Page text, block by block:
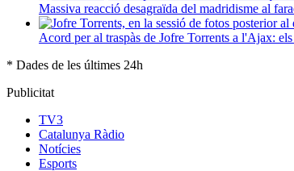
Massiva reacció desagraïda del madridisme al
Acord per al traspàs de Jofre Torrents a l'Ajax:
* Dades de les últimes 24h
Publicitat
TV3
Catalunya Ràdio
Notícies
Esports